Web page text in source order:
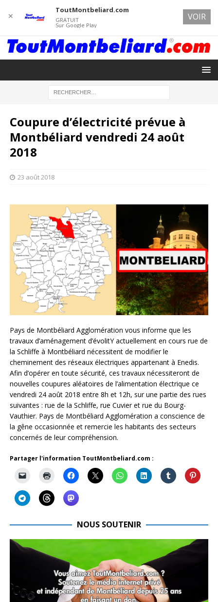
Coupure d’électricité prévue à
Montbéliard vendredi 24 août
2018
23 août 2018
Pays de Montbéliard Agglomération vous informe que les
travaux d’aménagement d’évolitY actuellement en cours rue de
la Schliffe à Montbéliard nécessitent de modifier le
cheminement des réseaux électriques appartenant à Enedis.
Afin d’opérer en toute sécurité, ces travaux nécessiteront de
nouvelles coupures aléatoires de l’alimentation électrique ce
vendredi 24 août 2018 entre 8h et 12h, sur une partie des rues
suivantes : rue de la Schliffe, rue Cuvier et rue du Bourg-
Vauthier. Pays de Montbéliard Agglomération a conscience de
la gêne occasionnée et remercie les habitants des secteurs
concernés de leur compréhension.
Partager l'information ToutMontbeliard.com :
NOUS SOUTENIR
✕
ToutMontbeliard.com
GRATUIT
Sur Google Play
VOIR